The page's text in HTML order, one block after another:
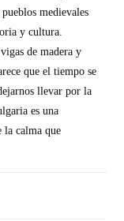
medievales
y cultura.
de madera y
que el tiempo se
llevar por la
es una
la calma que